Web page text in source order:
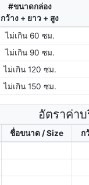
#ขนาดกล่อง
กว้าง + ยาว + สูง
ไม่เกิน 60 ซม.
ไม่เกิน 90 ซม.
ไม่เกิน 120 ซม.
ไม่เกิน 150 ซม.
อัตราค่าบ
ชื่อขนาด / Size ก